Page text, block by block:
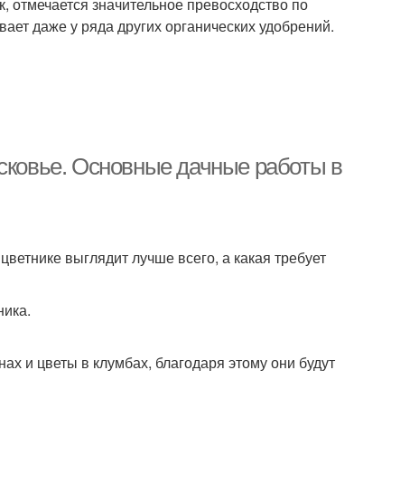
даже у ряда других органических удобрений.
Основные дачные работы в
выглядит лучше всего, а какая требует
и цветы в клумбах, благодаря этому они будут